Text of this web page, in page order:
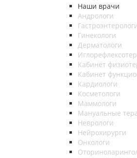
Наши врачи
Андрологи
Гинекологи
Дерматологи
Кабинет
Кабинет
Кардиологи
Косметологи
Маммологи
Мануальные
Неврологи
Нейрохирурги
Онкологи